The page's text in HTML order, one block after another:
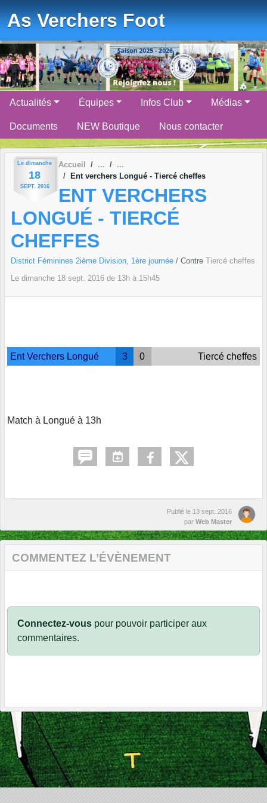
As Verchers Foot
Actualités Équipes Infos Club Médias
Documents NEW Boutique Nous contacter
Le dimanche
18
SEPT. 2016
Accueil
Ent verchers Longué - Tiercé cheffes
ENT VERCHERS
LONGUÉ - TIERCÉ
CHEFFES
District Féminines 2ième Division, 1ère journée / Contre Tiercé cheffes
Le dimanche 18 sept. 2016 de 13h à 15h45
Ent Verchers Longué 3 0 Tiercé cheffes
Match à Longué à 13h
Publié le 13 sept. 2016
par Web Master
COMMENTEZ L’ÉVÈNEMENT
Connectez-vous pour pouvoir participer aux
commentaires.